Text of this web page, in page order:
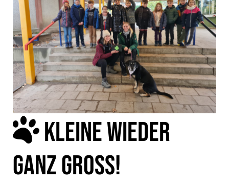
KLEINE WIEDER
GANZ GROSS!